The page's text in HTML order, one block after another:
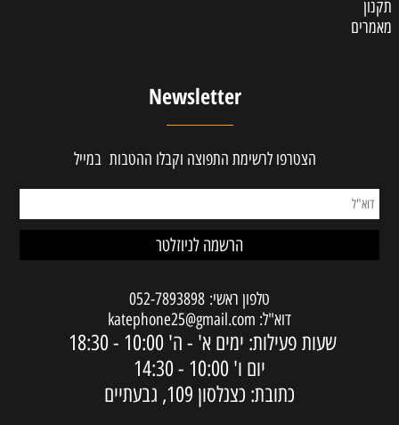
תקנון
מאמרים
Newsletter
הצטרפו לרשימת התפוצה וקבלו ההטבות במייל
טלפון ראשי: 052-7893898
דוא"ל: katephone25@gmail.com
שעות פעילות: ימים א' - ה' 10:00 - 18:30
יום ו' 10:00 - 14:30
כתובת: כצנלסון 109, גבעתיים